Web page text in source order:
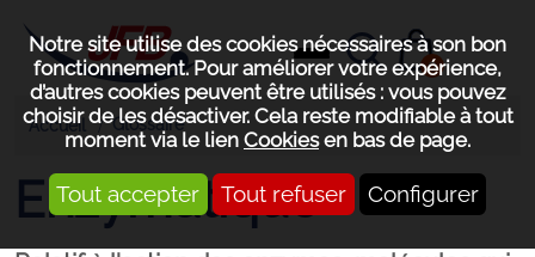
Notre site utilise des cookies nécessaires à son bon
fonctionnement. Pour améliorer votre expérience,
d’autres cookies peuvent être utilisés : vous pouvez
choisir de les désactiver. Cela reste modifiable à tout
moment via le lien Cookiesen bas de page.
Tout accepter Tout refuser Configurer
0
Accueil Glossaire
Enzymatique